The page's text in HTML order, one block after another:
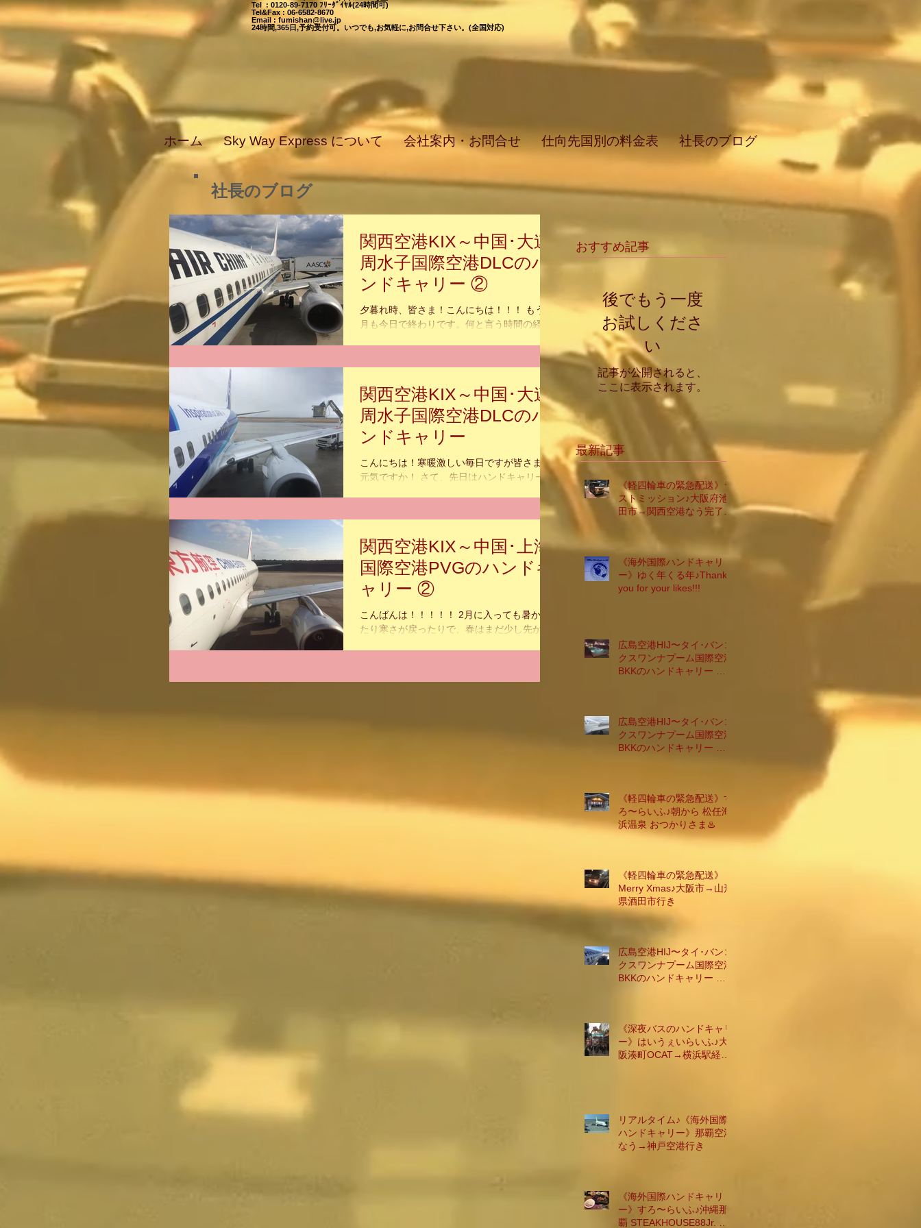
Tel : 0120-89-7170 ﾌﾘｰﾀﾞｲﾔﾙ(24時間可)
Tel&Fax : 06-6582-8670
Email: fumishan@live.jp
24時間,365日,予約受付可。いつでも,お気軽に,お問合せ下さい。(全国対応)
ホーム Sky Way Express について 会社案内・お問合せ 仕向先国別の料金表 社長のブログ
社長のブログ
関西空港KIX～中国･大連
周水子国際空港DLCのハ
ンドキャリー ②
夕暮れ時、皆さま！こんにちは！！！ もう２
月も今日で終わりです。何と言う時間の経過
だまだ寒い！寒すぎます！！！ しかし、明日
から３月と言うことで、何やらサクラうきう
関西空港KIX～中国･大連
周水子国際空港DLCのハ
ンドキャリー
こんにちは！寒暖激しい毎日ですが皆さまお
元気ですか！ さて、先日はハンドキャリーミ
た。 大連は、日本文化、和風建築物が多く残
る、日本とはとても関係が深い都市なんで
ます！...
関西空港KIX～中国･上海
国際空港PVGのハンドキ
ャリー ②
こんばんは！！！！！ 2月に入っても暑かっ
たり寒さが戻ったりで、春はまだ少し先かも
おすすめ記事
後でもう一度
お試しくださ
い
記事が公開されると、
ここに表示されます。
最新記事
《軽四輪車の緊急配送》ラ
ストミッション♪大阪府池
田市→関西空港なう完了
《海外国際ハンドキャリ
ー》ゆく年くる年♪Thank
you for your likes!!!
広島空港HIJ〜タイ･バンコ
クスワンナプーム国際空港
BKKのハンドキャリー バ
広島空港HIJ〜タイ･バンコ
クスワンナプーム国際空港
BKKのハンドキャリー 台
《軽四輪車の緊急配送》す
ろ〜らいふ♪朝から 松任海
浜温泉 おつかりさま♨️
《軽四輪車の緊急配送》
Merry Xmas♪大阪市→山形
県酒田市行き
広島空港HIJ〜タイ･バンコ
クスワンナプーム国際空港
BKKのハンドキャリー 台
《深夜バスのハンドキャリ
ー》はいうぇいらいふ♪大
阪湊町OCAT→横浜駅経由
リアルタイム♪《海外国際
ハンドキャリー》那覇空港
なう→神戸空港行き
《海外国際ハンドキャリ
ー》すろ〜らいふ♪沖縄那
覇 STEAKHOUSE88Jr. 激